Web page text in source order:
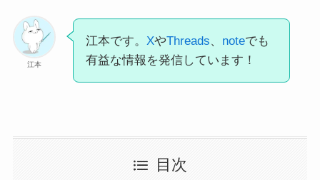
江本
江本です。 XやThreads、 noteでも
有益な情報を発信しています！
目次